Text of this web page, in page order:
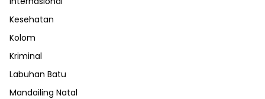
Kesehatan
Kolom
Kriminal
Labuhan Batu
Mandailing Natal